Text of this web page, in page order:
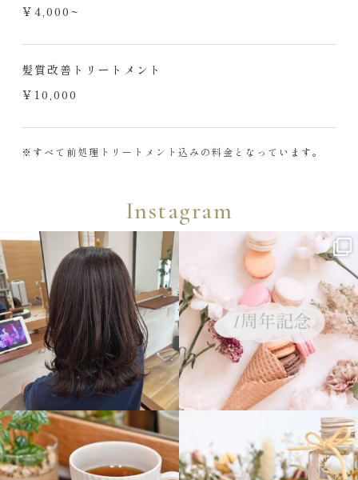
￥4,000~
髪質改善トリートメント
￥10,000
※すべて前処理トリートメント込みの料金となっています。
Instagram
ikekeokeke103
6月 9
ikekeokeke103
10月 1
ikekeokeke103